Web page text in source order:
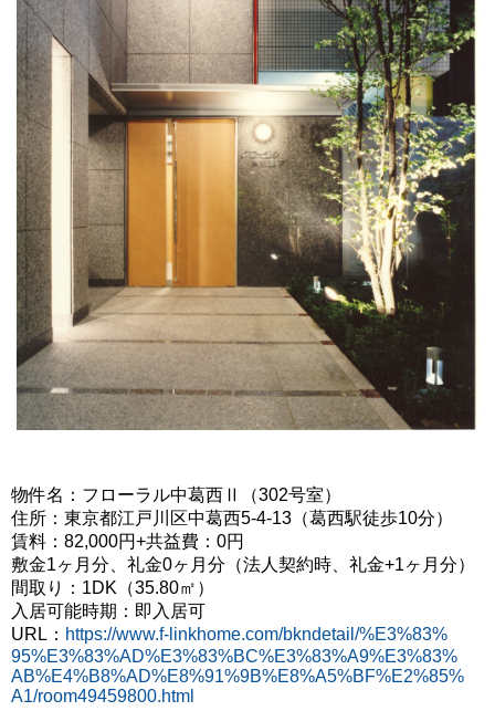
物件名：フローラル中葛西Ⅱ（302号室）
住所：東京都江戸川区中葛西5-4-13（葛西駅徒歩10分）
賃料：82,000円+共益費：0円
敷金1ヶ月分、礼金0ヶ月分 （法人契約時、礼金+1ヶ月分）
間取り：1DK（35.80㎡）
入居可能時期：即入居可
URL： https://www.f-linkhome.com/bkndetail/%E3%83%
95%E3%83%AD%E3%83%BC%E3%83%A9%E3%83%
AB%E4%B8%AD%E8%91%9B%E8%A5%BF%E2%85%
A1/room49459800.html